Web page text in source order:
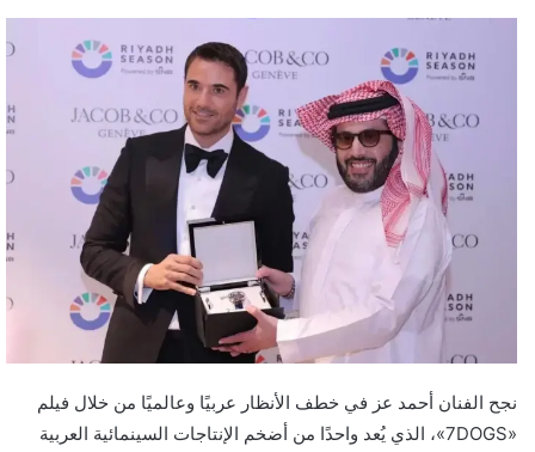
نجح الفنان أحمد عز في خطف الأنظار عربيًا وعالميًا من خلال فيلم
«7DOGS»، الذي يُعد واحدًا من أضخم الإنتاجات السينمائية العربية